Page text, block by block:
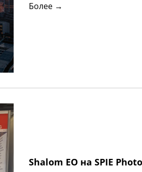
Более →
Shalom EO на SPIE